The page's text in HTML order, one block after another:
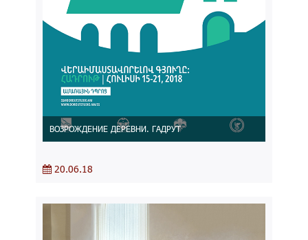
ВОЗРОЖДЕНИЕ ДЕРЕВНИ. ГАДРУТ
20.06.18